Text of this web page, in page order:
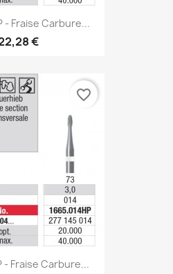
- Fraise Carbure...
€
- Fraise Carbure...
favorite_border